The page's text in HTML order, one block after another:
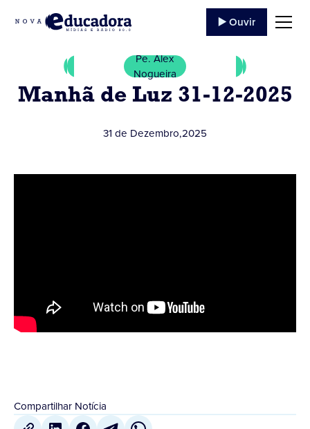
▶️ Ouvir
Pe. Alex
Nogueira
Manhã de Luz 31-12-2025
31 de Dezembro,2025
Compartilhar Notícia